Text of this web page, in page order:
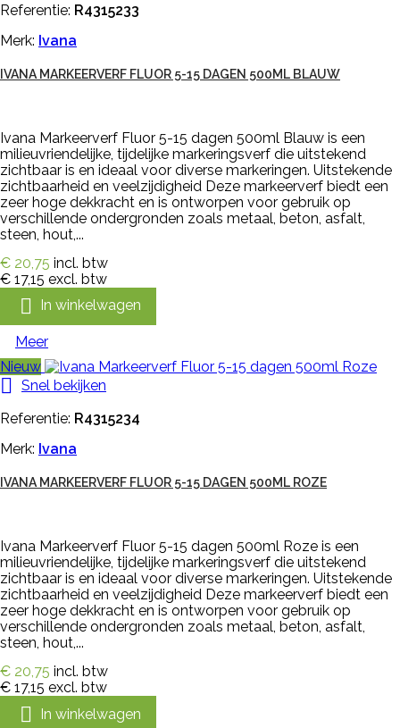
Referentie: R4315233
Merk: Ivana
IVANA MARKEERVERF FLUOR 5-15 DAGEN 500ML BLAUW
Ivana Markeerverf Fluor 5-15 dagen 500ml Blauw is een
milieuvriendelijke, tijdelijke markeringsverf die uitstekend
zichtbaar is en ideaal voor diverse markeringen. Uitstekende
zichtbaarheid en veelzijdigheid Deze markeerverf biedt een
zeer hoge dekkracht en is ontworpen voor gebruik op
verschillende ondergronden zoals metaal, beton, asfalt,
steen, hout,...
€ 20,75 incl. btw
€ 17,15 excl. btw
 In winkelwagen
Meer
Nieuw

Snel bekijken
Referentie: R4315234
Merk: Ivana
IVANA MARKEERVERF FLUOR 5-15 DAGEN 500ML ROZE
Ivana Markeerverf Fluor 5-15 dagen 500ml Roze is een
milieuvriendelijke, tijdelijke markeringsverf die uitstekend
zichtbaar is en ideaal voor diverse markeringen. Uitstekende
zichtbaarheid en veelzijdigheid Deze markeerverf biedt een
zeer hoge dekkracht en is ontworpen voor gebruik op
verschillende ondergronden zoals metaal, beton, asfalt,
steen, hout,...
€ 20,75 incl. btw
€ 17,15 excl. btw
 In winkelwagen